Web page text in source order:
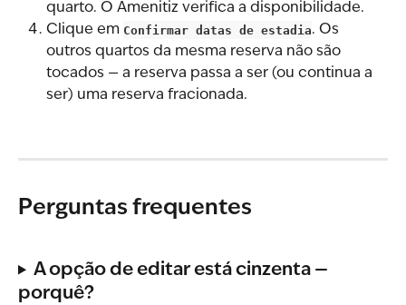
quarto. O Amenitiz verifica a disponibilidade.
Clique em Confirmar datas de estadia. Os
outros quartos da mesma reserva não são
tocados — a reserva passa a ser (ou continua a
ser) uma reserva fracionada.
Perguntas frequentes
A opção de editar está cinzenta —
porquê?